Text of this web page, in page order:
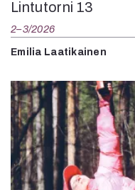
Lintutorni 13
2–3/2026
Emilia Laatikainen